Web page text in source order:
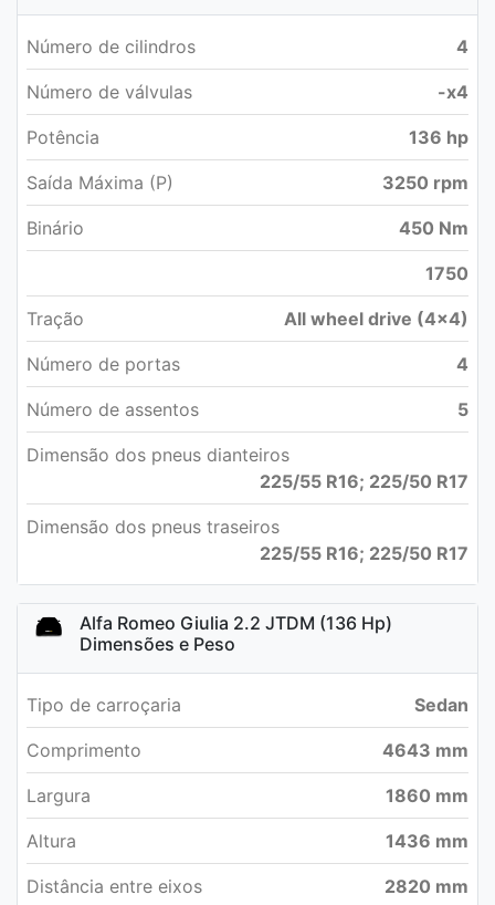
Número de cilindros 4
Número de válvulas -x4
Potência 136 hp
Saída Máxima (P) 3250 rpm
Binário 450 Nm
1750
Tração All wheel drive (4x4)
Número de portas 4
Número de assentos 5
Dimensão dos pneus dianteiros
225/55 R16; 225/50 R17
Dimensão dos pneus traseiros
225/55 R16; 225/50 R17
Alfa Romeo Giulia 2.2 JTDM (136 Hp)
Dimensões e Peso
Tipo de carroçaria Sedan
Comprimento 4643 mm
Largura 1860 mm
Altura 1436 mm
Distância entre eixos 2820 mm